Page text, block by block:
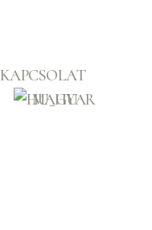
KAPCSOLAT
MAGYAR